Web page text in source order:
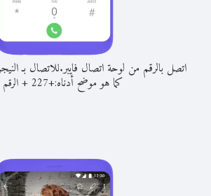
اتصل بالرقم من لوحة اتصال فايبر.للاتصال بـ
كما هو موضح أدناه:+
227
+الرقم